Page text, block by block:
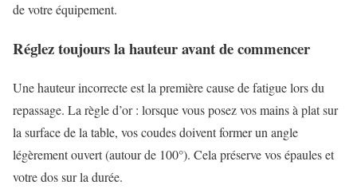
de votre équipement.
Réglez toujours la hauteur avant de commencer
Une hauteur incorrecte est la première cause de fatigue lors du
repassage. La règle d’or : lorsque vous posez vos mains à plat sur
la surface de la table, vos coudes doivent former un angle
légèrement ouvert (autour de 100°). Cela préserve vos épaules et
votre dos sur la durée.